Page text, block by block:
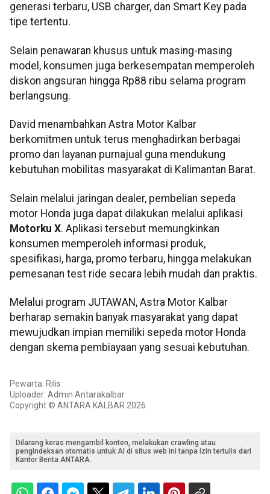
generasi terbaru, USB charger, dan Smart Key pada
tipe tertentu.
Selain penawaran khusus untuk masing-masing
model, konsumen juga berkesempatan memperoleh
diskon angsuran hingga Rp88 ribu selama program
berlangsung.
David menambahkan Astra Motor Kalbar
berkomitmen untuk terus menghadirkan berbagai
promo dan layanan purnajual guna mendukung
kebutuhan mobilitas masyarakat di Kalimantan Barat.
Selain melalui jaringan dealer, pembelian sepeda
motor Honda juga dapat dilakukan melalui aplikasi
Motorku X. Aplikasi tersebut memungkinkan
konsumen memperoleh informasi produk,
spesifikasi, harga, promo terbaru, hingga melakukan
pemesanan test ride secara lebih mudah dan praktis.
Melalui program JUTAWAN, Astra Motor Kalbar
berharap semakin banyak masyarakat yang dapat
mewujudkan impian memiliki sepeda motor Honda
dengan skema pembiayaan yang sesuai kebutuhan.
Pewarta: Rilis
Uploader: Admin Antarakalbar
Copyright © ANTARA KALBAR 2026
Dilarang keras mengambil konten, melakukan crawling atau
pengindeksan otomatis untuk AI di situs web ini tanpa izin tertulis dari
Kantor Berita ANTARA.